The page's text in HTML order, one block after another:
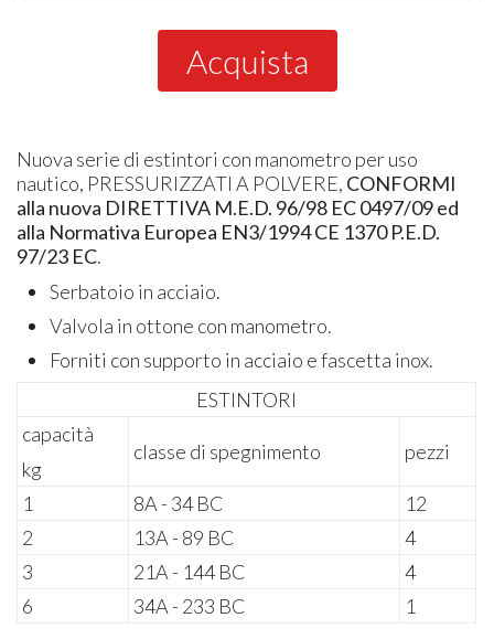
Acquista
Nuova serie di estintori con manometro per uso
nautico, PRESSURIZZATI A POLVERE, CONFORMI
alla nuova DIRETTIVA M.E.D. 96/98 EC 0497/09 ed
alla Normativa Europea EN3/1994 CE 1370 P.E.D.
97/23 EC.
Serbatoio in acciaio.
Valvola in ottone con manometro.
Forniti con supporto in acciaio e fascetta inox.
ESTINTORI
capacità
kg
classe di spegnimento pezzi
1 8A - 34 BC
12
2
13A - 89 BC
4
3
21A - 144 BC
4
6
34A - 233 BC 1